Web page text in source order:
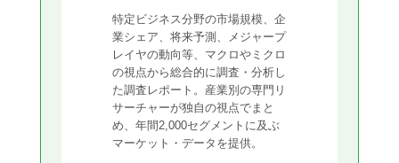
特定ビジネス分野の市場規模、企
業シェア、将来予測、メジャープ
レイヤの動向等、マクロやミクロ
の視点から総合的に調査・分析し
た調査レポート。産業別の専門リ
サーチャーが独自の視点でまと
め、年間2,000セグメントに及ぶ
マーケット・データを提供。